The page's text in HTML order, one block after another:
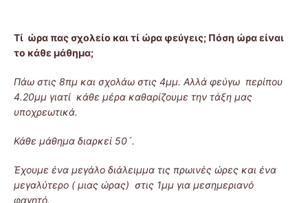
Τί ώρα πας σχολείο και τί ώρα φεύγεις; Πόση ώρα είναι
το κάθε μάθημα;
Πάω στις 8πμ και σχολάω στις 4μμ. Αλλά φεύγω περίπου
4.20μμ γιατί κάθε μέρα καθαρίζουμε την τάξη μας
υποχρεωτικά.
Κάθε μάθημα διαρκεί 50´.
Έχουμε ένα μεγάλο διάλειμμα τις πρωινές ώρες και ένα
μεγαλύτερο ( μιας ώρας) στις 1μμ για μεσημεριανό
φαγητό.